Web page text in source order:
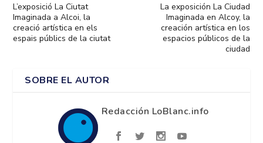
L’exposició La Ciutat
Imaginada a Alcoi, la
creació artística en els
espais públics de la ciutat
La exposición La Ciudad
Imaginada en Alcoy, la
creación artística en los
espacios públicos de la
ciudad
SOBRE EL AUTOR
Redacción LoBlanc.info